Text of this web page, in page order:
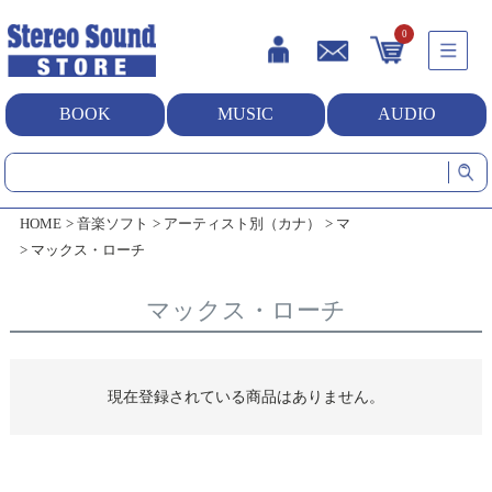
0
BOOK MUSIC AUDIO
HOME 音楽ソフト アーティスト別（カナ）
マ
マックス・ローチ
マックス・ローチ
現在登録されている商品はありません。